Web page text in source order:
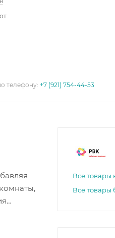
телефону:+7 (921) 754-44-53
Все товары
Все товары